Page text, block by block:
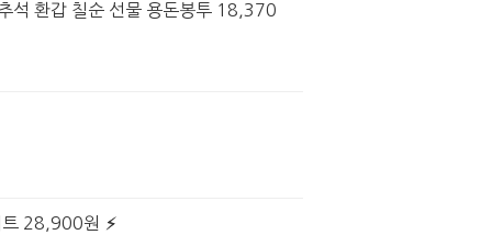
석 환갑 칠순 선물 용돈봉투 18,370
트 28,900원